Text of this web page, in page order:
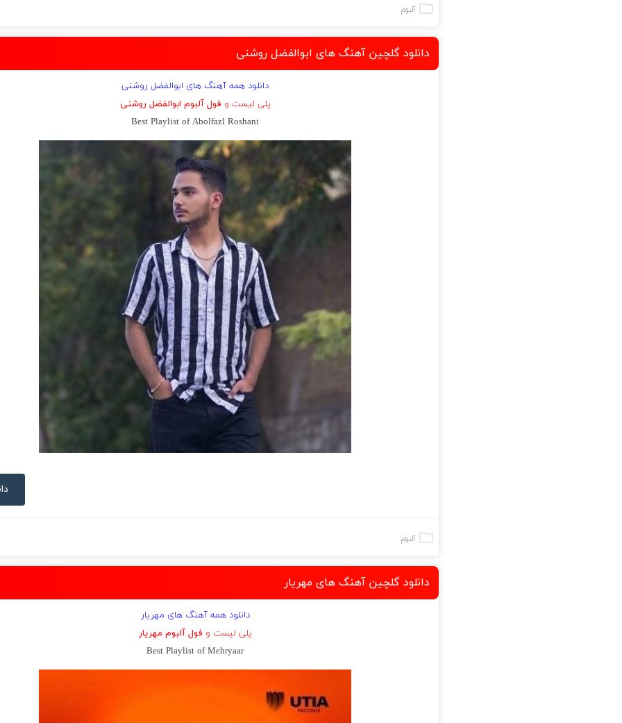
آلبوم
دانلود گلچین آهنگ های ابوالفضل روشنی
دانلود همه آهنگ های ابوالفضل روشنی
پلی لیست و فول آلبوم ابوالفضل روشنی
Best Playlist of Abolfazl Roshani
آلبوم
دانلود گلچین آهنگ های مهریار
دانلود همه آهنگ های مهریار
پلی لیست و فول آلبوم مهریار
Best Playlist of Mehryaar